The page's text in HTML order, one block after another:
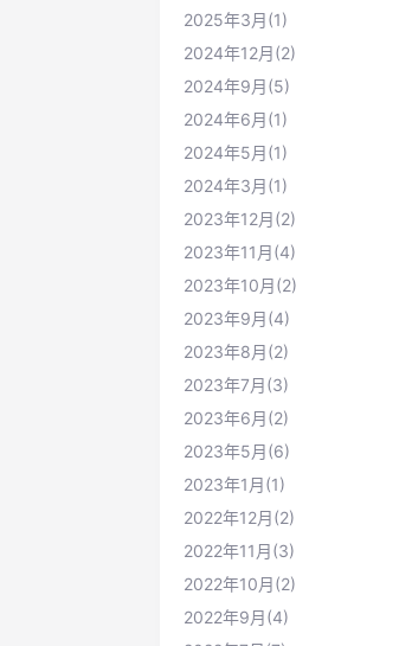
2025年3月(1)
2024年12月(2)
2024年9月(5)
2024年6月(1)
2024年5月(1)
2024年3月(1)
2023年12月(2)
2023年11月(4)
2023年10月(2)
2023年9月(4)
2023年8月(2)
2023年7月(3)
2023年6月(2)
2023年5月(6)
2023年1月(1)
2022年12月(2)
2022年11月(3)
2022年10月(2)
2022年9月(4)